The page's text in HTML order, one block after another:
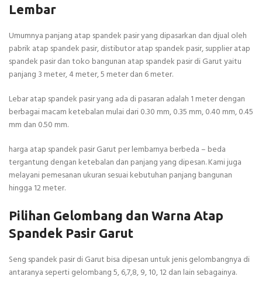
Lembar
Umumnya panjang atap spandek pasir yang dipasarkan dan djual oleh
pabrik atap spandek pasir, distibutor atap spandek pasir, supplier atap
spandek pasir dan toko bangunan atap spandek pasir di Garut yaitu
panjang 3 meter, 4 meter, 5 meter dan 6 meter.
Lebar atap spandek pasir yang ada di pasaran adalah 1 meter dengan
berbagai macam ketebalan mulai dari 0.30 mm, 0.35 mm, 0.40 mm, 0.45
mm dan 0.50 mm.
harga atap spandek pasir Garut per lembarnya berbeda – beda
tergantung dengan ketebalan dan panjang yang dipesan. Kami juga
melayani pemesanan ukuran sesuai kebutuhan panjang bangunan
hingga 12 meter.
Pilihan Gelombang dan Warna Atap
Spandek Pasir Garut
Seng spandek pasir di Garut bisa dipesan untuk jenis gelombangnya di
antaranya seperti gelombang 5, 6,7,8, 9, 10, 12 dan lain sebagainya.